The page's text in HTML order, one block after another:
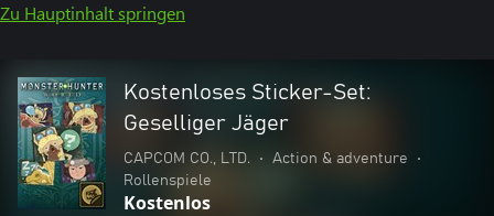
Zu Hauptinhalt springen
Kostenloses Sticker-Set:
Geselliger Jäger
CAPCOM CO., LTD. • Action & adventure
•
Rollenspiele
Kostenlos